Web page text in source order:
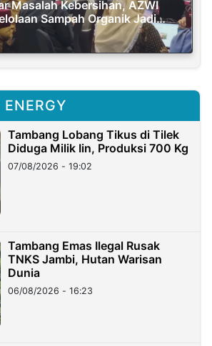
Masalah Kebersihan, AZWI
Sampah Organik Jadi
Tambang Lobang Tikus di Tilek
Diduga Milik Iin, Produksi 700 Kg
07/08/2026 - 19:02
Tambang Emas Ilegal Rusak
TNKS Jambi, Hutan Warisan
Dunia
06/08/2026 - 16:23